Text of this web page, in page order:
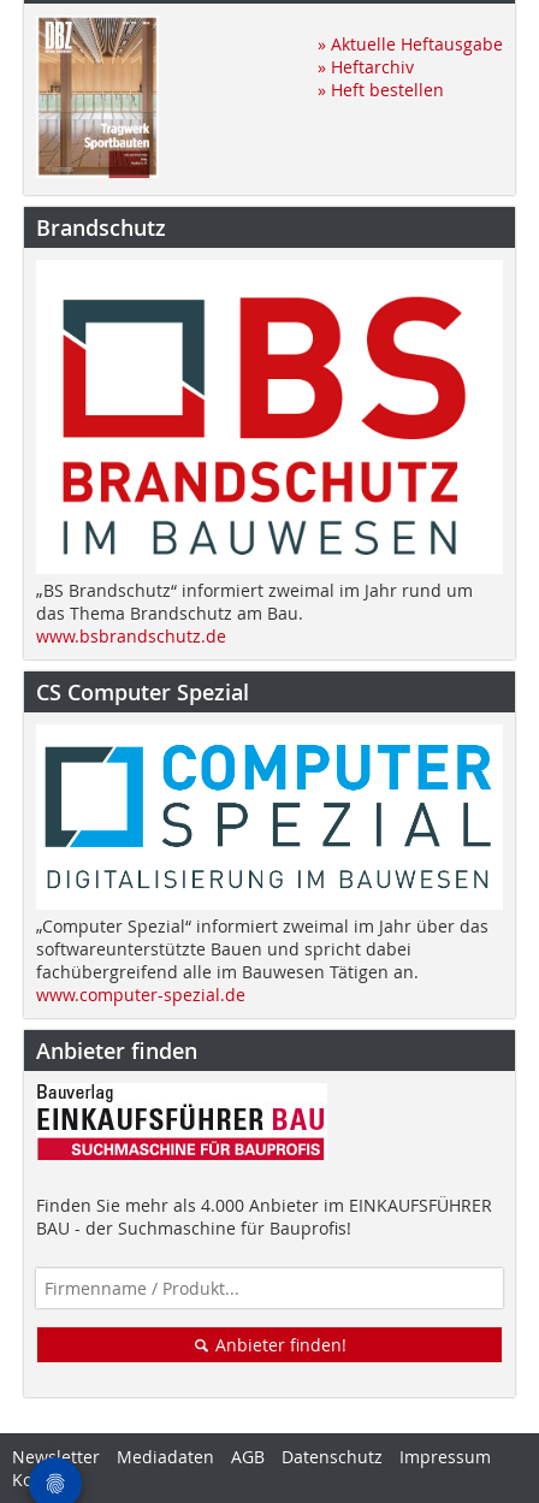
» Aktuelle Heftausgabe
» Heftarchiv
» Heft bestellen
Brandschutz
„BS Brandschutz“ informiert zweimal im Jahr rund um
das Thema Brandschutz am Bau.
www.bsbrandschutz.de
CS Computer Spezial
„Computer Spezial“ informiert zweimal im Jahr über das
softwareunterstützte Bauen und spricht dabei
fachübergreifend alle im Bauwesen Tätigen an.
www.computer-spezial.de
Anbieter finden
Finden Sie mehr als 4.000 Anbieter im EINKAUFSFÜHRER
BAU - der Suchmaschine für Bauprofis!
Anbieter finden!
Newsletter Mediadaten AGB Datenschutz
Impressum
Kontakt